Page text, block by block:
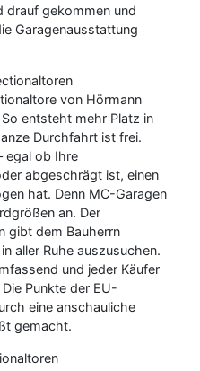
drauf gekommen und
Garagenausstattung
von Hörmann
entsteht mehr Platz in
Durchfahrt ist frei.
egal ob Ihre
abgeschrägt ist, einen
hat. Denn MC-Garagen
an. Der
gibt dem Bauherrn
aller Ruhe auszusuchen.
und jeder Käufer
Punkte der EU-
eine anschauliche
gemacht.